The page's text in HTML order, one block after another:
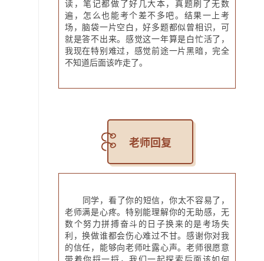
读，笔记都做了好几大本，真题刷了无数
遍，怎么也能考个差不多吧。结果一上考
场，脑袋一片空白，好多题都似曾相识，可
就是答不出来。感觉这一年算是白忙活了，
我现在特别难过，感觉前途一片黑暗，完全
不知道后面该咋走了。
老师回复
同学，看了你的短信，你太不容易了，
老师满是心疼。特别能理解你的无助感，无
数个努力拼搏奋斗的日子换来的是考场失
利，换做谁都会伤心难过不甘。感谢你对我
的信任，能够向老师吐露心声。老师很愿意
带着你捋一捋，我们一起探索后面该如何